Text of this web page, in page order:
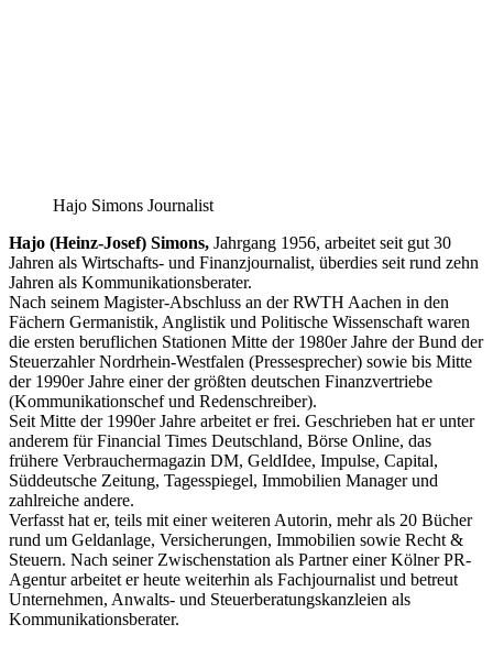
Hajo Simons Journalist
Hajo (Heinz-Josef) Simons, Jahrgang 1956, arbeitet seit gut 30
Jahren als Wirtschafts- und Finanzjournalist, überdies seit rund zehn
Jahren als Kommunikationsberater.
Nach seinem Magister-Abschluss an der RWTH Aachen in den
Fächern Germanistik, Anglistik und Politische Wissenschaft waren
die ersten beruflichen Stationen Mitte der 1980er Jahre der Bund der
Steuerzahler Nordrhein-Westfalen (Pressesprecher) sowie bis Mitte
der 1990er Jahre einer der größten deutschen Finanzvertriebe
(Kommunikationschef und Redenschreiber).
Seit Mitte der 1990er Jahre arbeitet er frei. Geschrieben hat er unter
anderem für Financial Times Deutschland, Börse Online, das
frühere Verbrauchermagazin DM, GeldIdee, Impulse, Capital,
Süddeutsche Zeitung, Tagesspiegel, Immobilien Manager und
zahlreiche andere.
Verfasst hat er, teils mit einer weiteren Autorin, mehr als 20 Bücher
rund um Geldanlage, Versicherungen, Immobilien sowie Recht &
Steuern. Nach seiner Zwischenstation als Partner einer Kölner PR-
Agentur arbeitet er heute weiterhin als Fachjournalist und betreut
Unternehmen, Anwalts- und Steuerberatungskanzleien als
Kommunikationsberater.